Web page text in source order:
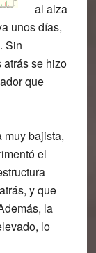
al alza
unos días,
Sin
se hizo
que
muy bajista,
el
y que
la
lo